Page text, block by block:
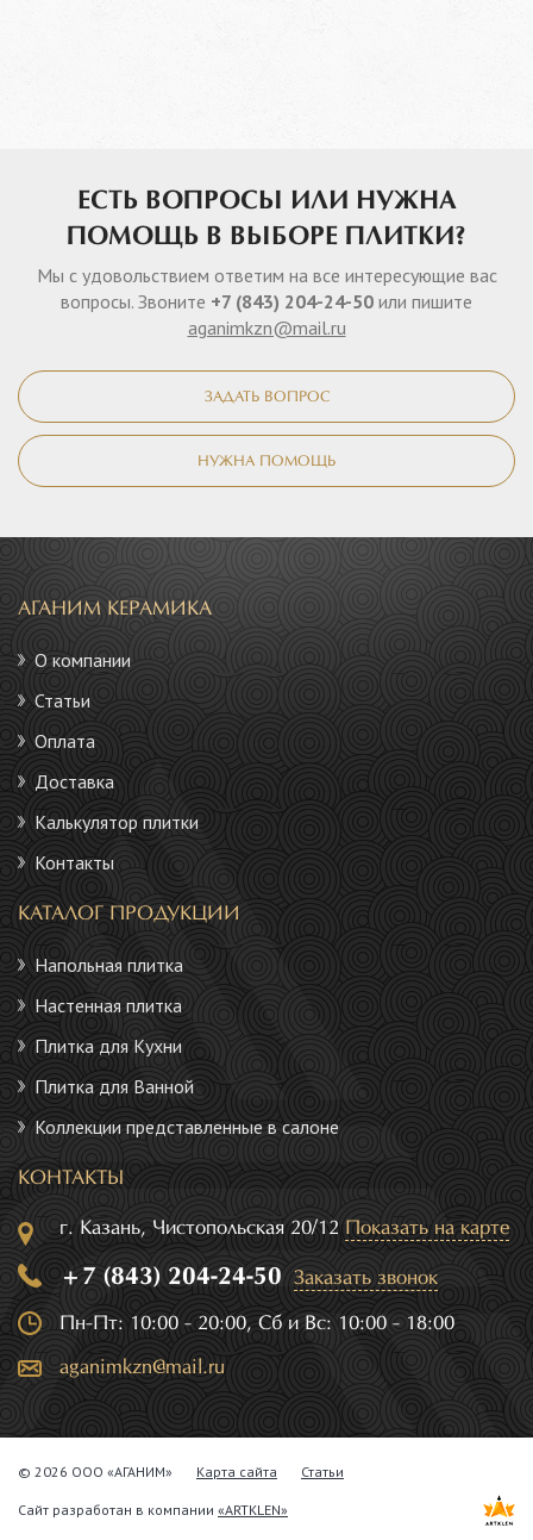
ЕСТЬ ВОПРОСЫ ИЛИ НУЖНА
ПОМОЩЬ В ВЫБОРЕ ПЛИТКИ?
Мы с удовольствием ответим на все интересующие вас
вопросы. Звоните +7 (843) 204-24-50 или пишите
aganimkzn@mail.ru
ЗАДАТЬ ВОПРОС
НУЖНА ПОМОЩЬ
АГАНИМ КЕРАМИКА
О компании
Статьи
Оплата
Доставка
Калькулятор плитки
Контакты
КАТАЛОГ ПРОДУКЦИИ
Напольная плитка
Настенная плитка
Плитка для Кухни
Плитка для Ванной
Коллекции представленные в салоне
КОНТАКТЫ
г. Казань, Чистопольская 20/12 Показать на карте
+7 (843) 204-24-50 Заказать звонок
Пн-Пт: 10:00 - 20:00, Сб и Вс: 10:00 - 18:00
aganimkzn@mail.ru
© 2026 ООО «АГАНИМ» Карта сайта Статьи
Сайт разработан в компании «ARTKLEN»